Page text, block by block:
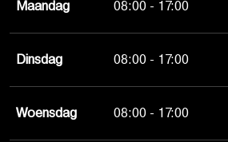
Maandag 08:00 - 17:00
Dinsdag 08:00 - 17:00
Woensdag 08:00 - 17:00